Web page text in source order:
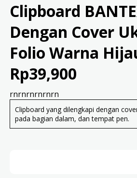
Clipboard
Dengan Cover
Folio Warna
Rp39,900
rnrnrnrnrnrn
Clipboard yang dilengkapi dengan
pada bagian dalam, dan tempat pen.